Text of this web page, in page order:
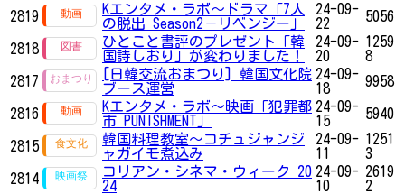
2819
Kエンタメ・ラボ～ドラマ「7人
の脱出 Season2－リベンジー」
24-09-
22
5056
2818
ひとこと書評のプレゼント「韓
国詩しおり」が変わりました！
24-09-
20
1259
8
2817
[日韓交流おまつり] 韓国文化院
ブース運営
24-09-
18
9958
2816
Kエンタメ・ラボ～映画「犯罪都
市 PUNISHMENT」
24-09-
15
5940
2815
韓国料理教室～コチュジャンジ
ャガイモ煮込み
24-09-
11
1251
3
2814
コリアン・シネマ・ウィーク 20
24
24-09-
10
2619
2